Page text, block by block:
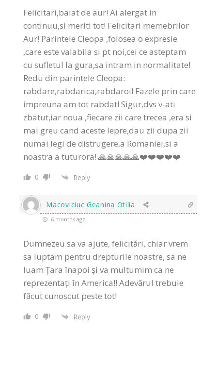
Felicitari,baiat de aur! Ai alergat in
continuu,si meriti tot! Felicitari memebrilor
Aur! Parintele Cleopa ,folosea o expresie
,care este valabila si pt noi,cei ce asteptam
cu sufletul la gura,sa intram in normalitate!
Redu din parintele Cleopa:
rabdare,rabdarica,rabdaroi! Fazele prin care
impreuna am tot rabdat! Sigur,dvs v-ati
zbatut,iar noua ,fiecare zii care trecea ,era si
mai greu cand aceste lepre,dau zii dupa zii
numai legi de distrugere,a Romaniei,si a
noastra a tuturora! 🙏🙏🙏🙏🙏❤️❤️❤️❤️❤️
0 Reply
Macoviciuc Geanina Otilia
6 months ago
Dumnezeu sa va ajute, felicitări, chiar vrem
sa luptam pentru drepturile noastre, sa ne
luam Țara înapoi și va multumim ca ne
reprezentați în America!! Adevărul trebuie
făcut cunoscut peste tot!
0 Reply